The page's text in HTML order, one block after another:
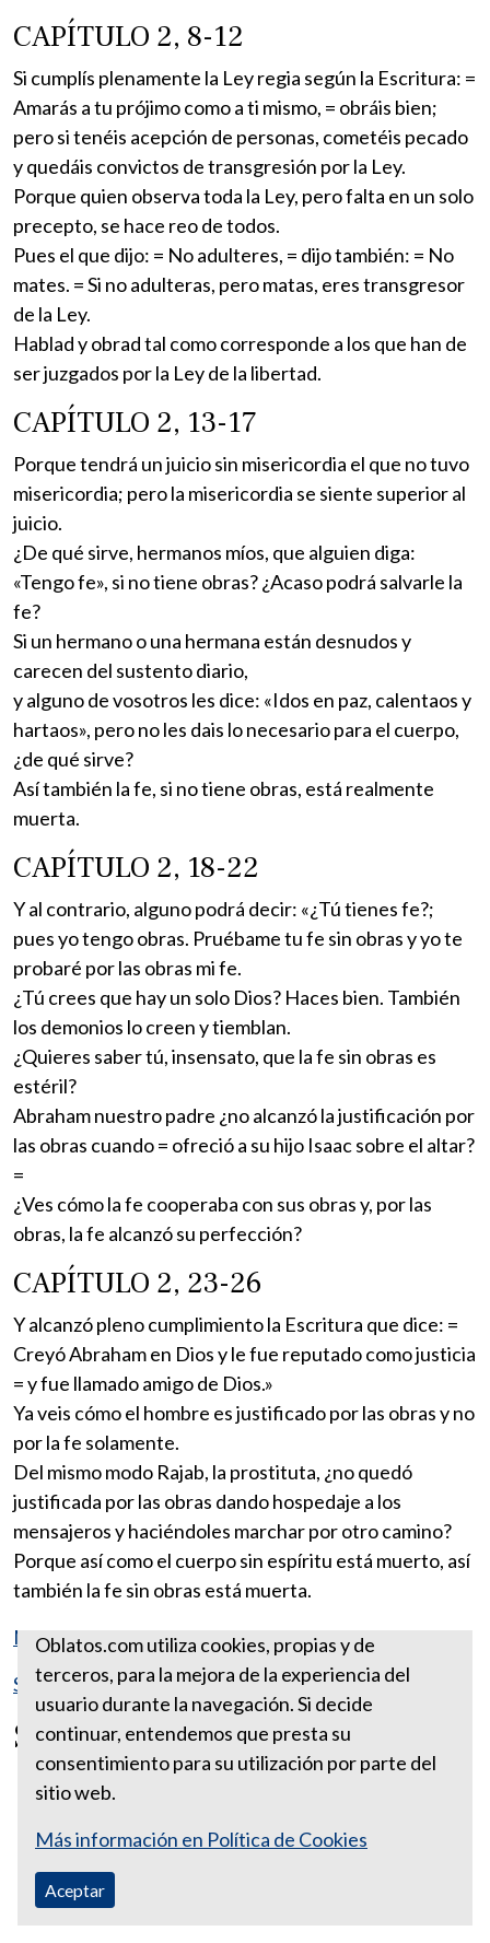
CAPÍTULO 2, 8-12
Si cumplís plenamente la Ley regia según la Escritura: =
Amarás a tu prójimo como a ti mismo, = obráis bien;
pero si tenéis acepción de personas, cometéis pecado
y quedáis convictos de transgresión por la Ley.
Porque quien observa toda la Ley, pero falta en un solo
precepto, se hace reo de todos.
Pues el que dijo: = No adulteres, = dijo también: = No
mates. = Si no adulteras, pero matas, eres transgresor
de la Ley.
Hablad y obrad tal como corresponde a los que han de
ser juzgados por la Ley de la libertad.
CAPÍTULO 2, 13-17
Porque tendrá un juicio sin misericordia el que no tuvo
misericordia; pero la misericordia se siente superior al
juicio.
¿De qué sirve, hermanos míos, que alguien diga:
«Tengo fe», si no tiene obras? ¿Acaso podrá salvarle la
fe?
Si un hermano o una hermana están desnudos y
carecen del sustento diario,
y alguno de vosotros les dice: «Idos en paz, calentaos y
hartaos», pero no les dais lo necesario para el cuerpo,
¿de qué sirve?
Así también la fe, si no tiene obras, está realmente
muerta.
CAPÍTULO 2, 18-22
Y al contrario, alguno podrá decir: «¿Tú tienes fe?;
pues yo tengo obras. Pruébame tu fe sin obras y yo te
probaré por las obras mi fe.
¿Tú crees que hay un solo Dios? Haces bien. También
los demonios lo creen y tiemblan.
¿Quieres saber tú, insensato, que la fe sin obras es
estéril?
Abraham nuestro padre ¿no alcanzó la justificación por
las obras cuando = ofreció a su hijo Isaac sobre el altar?
=
¿Ves cómo la fe cooperaba con sus obras y, por las
obras, la fe alcanzó su perfección?
CAPÍTULO 2, 23-26
Y alcanzó pleno cumplimiento la Escritura que dice: =
Creyó Abraham en Dios y le fue reputado como justicia
= y fue llamado amigo de Dios.»
Ya veis cómo el hombre es justificado por las obras y no
por la fe solamente.
Del mismo modo Rajab, la prostituta, ¿no quedó
justificada por las obras dando hospedaje a los
mensajeros y haciéndoles marchar por otro camino?
Porque así como el cuerpo sin espíritu está muerto, así
también la fe sin obras está muerta.
Más reflexiones tomadas del Libro de Santiago
Santa Sede
SANTIAGO 2:26
Oblatos.com utiliza cookies, propias y de
terceros, para la mejora de la experiencia del
usuario durante la navegación. Si decide
continuar, entendemos que presta su
consentimiento para su utilización por parte del
sitio web.
Más información en Política de Cookies
Aceptar